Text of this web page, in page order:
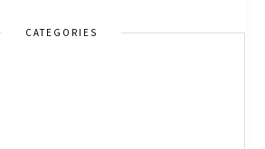
CATEGORIES